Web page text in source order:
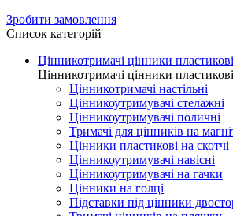
Зробити замовлення
Список категорій
Цінникотримачі цінники пластикові
Цінникотримачі цінники пластикові
Цінникотримачі настільні
Цінникоутримувачі стелажні
Цінникоутримувачі поличні
Тримачі для цінників на
Цінники пластикові на скотчі
Цінникоутримувачі навісні
Цінникоутримувачі на гачки
Цінники на голці
Підставки під цінники